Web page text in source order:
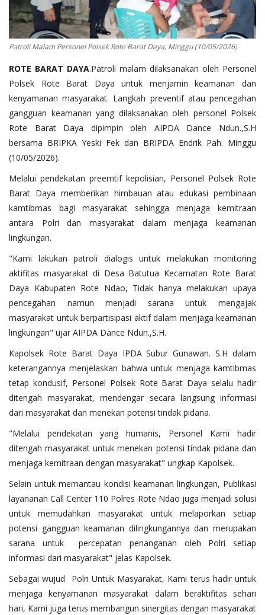
Patroli Malam Personel Polsek Rote Barat Daya, Minggu (10/05/2026)
ROTE BARAT DAYA.Patroli malam dilaksanakan oleh Personel
Polsek Rote Barat Daya untuk menjamin keamanan dan
kenyamanan masyarakat. Langkah preventif atau pencegahan
gangguan keamanan yang dilaksanakan oleh personel Polsek
Rote Barat Daya dipimpin oleh AIPDA Dance Ndun.,S.H
bersama BRIPKA Yeski Fek dan BRIPDA Endrik Pah. Minggu
(10/05/2026).
Melalui pendekatan preemtif kepolisian, Personel Polsek Rote
Barat Daya memberikan himbauan atau edukasi pembinaan
kamtibmas bagi masyarakat sehingga menjaga kemitraan
antara Polri dan masyarakat dalam menjaga keamanan
lingkungan.
"Kami lakukan patroli dialogis untuk melakukan monitoring
aktifitas masyarakat di Desa Batutua Kecamatan Rote Barat
Daya Kabupaten Rote Ndao, Tidak hanya melakukan upaya
pencegahan namun menjadi sarana untuk mengajak
masyarakat untuk berpartisipasi aktif dalam menjaga keamanan
lingkungan" ujar AIPDA Dance Ndun.,S.H.
Kapolsek Rote Barat Daya IPDA Subur Gunawan. S.H dalam
keterangannya menjelaskan bahwa untuk menjaga kamtibmas
tetap kondusif, Personel Polsek Rote Barat Daya selalu hadir
ditengah masyarakat, mendengar secara langsung informasi
dari masyarakat dan menekan potensi tindak pidana.
"Melalui pendekatan yang humanis, Personel Kami hadir
ditengah masyarakat untuk menekan potensi tindak pidana dan
menjaga kemitraan dengan masyarakat" ungkap Kapolsek.
Selain untuk memantau kondisi keamanan lingkungan, Publikasi
layananan Call Center 110 Polres Rote Ndao juga menjadi solusi
untuk memudahkan masyarakat untuk melaporkan setiap
potensi gangguan keamanan dilingkungannya dan merupakan
sarana untuk percepatan penanganan oleh Polri setiap
informasi dari masyarakat" jelas Kapolsek.
Sebagai wujud Polri Untuk Masyarakat, Kami terus hadir untuk
menjaga kenyamanan masyarakat dalam beraktifitas sehari
hari, Kami juga terus membangun sinergitas dengan masyarakat